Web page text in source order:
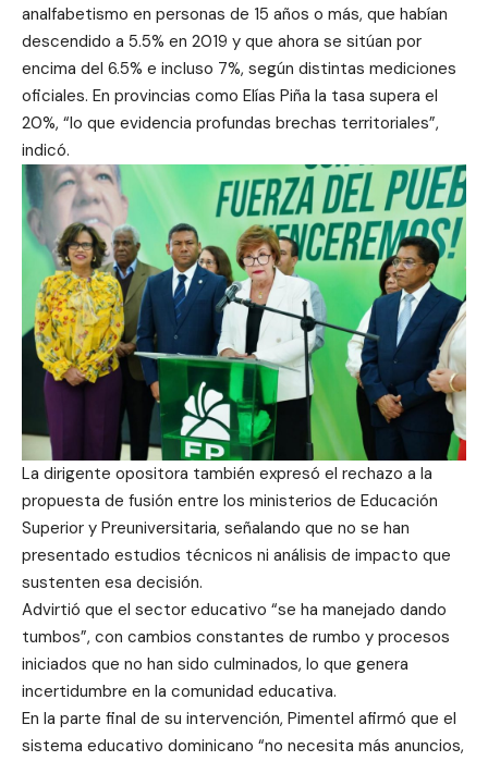
analfabetismo en personas de 15 años o más, que habían
descendido a 5.5% en 2019 y que ahora se sitúan por
encima del 6.5% e incluso 7%, según distintas mediciones
oficiales. En provincias como Elías Piña la tasa supera el
20%, “lo que evidencia profundas brechas territoriales”,
indicó.
La dirigente opositora también expresó el rechazo a la
propuesta de fusión entre los ministerios de Educación
Superior y Preuniversitaria, señalando que no se han
presentado estudios técnicos ni análisis de impacto que
sustenten esa decisión.
Advirtió que el sector educativo “se ha manejado dando
tumbos”, con cambios constantes de rumbo y procesos
iniciados que no han sido culminados, lo que genera
incertidumbre en la comunidad educativa.
En la parte final de su intervención, Pimentel afirmó que el
sistema educativo dominicano “no necesita más anuncios,